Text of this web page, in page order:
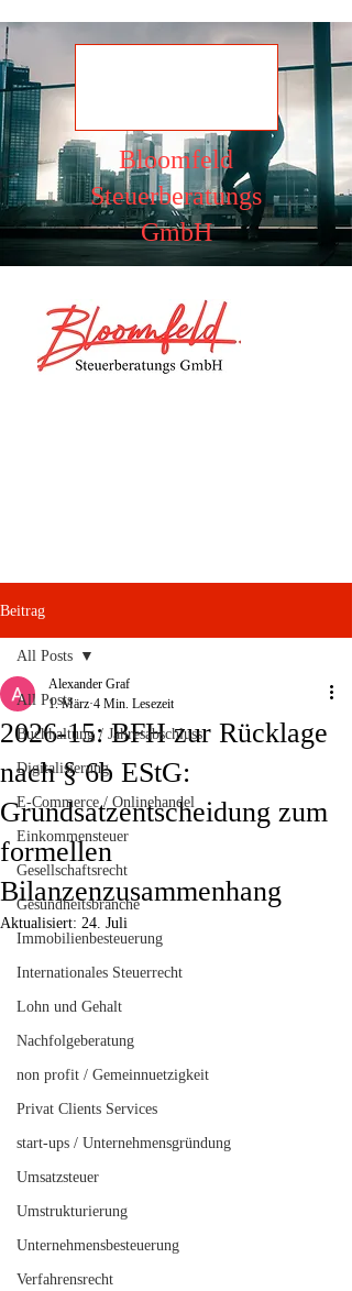
Bloomfeld
Steuerberatungs
GmbH
Beitrag
All Posts
Buchhaltung / Jahresabschluss
Digitalisierung
E-Commerce / Onlinehandel
Einkommensteuer
Gesellschaftsrecht
Gesundheitsbranche
Immobilienbesteuerung
Internationales Steuerrecht
Lohn und Gehalt
Nachfolgeberatung
non profit / Gemeinnuetzigkeit
Privat Clients Services
start-ups / Unternehmensgründung
Umsatzsteuer
Umstrukturierung
Unternehmensbesteuerung
Verfahrensrecht
All Posts
2026-15: BFH zur Rücklage
nach § 6b EStG:
Grundsatzentscheidung zum
formellen
Bilanzenzusammenhang
Alexander Graf
1. März 4 Min. Lesezeit
Aktualisiert: 24. Juli